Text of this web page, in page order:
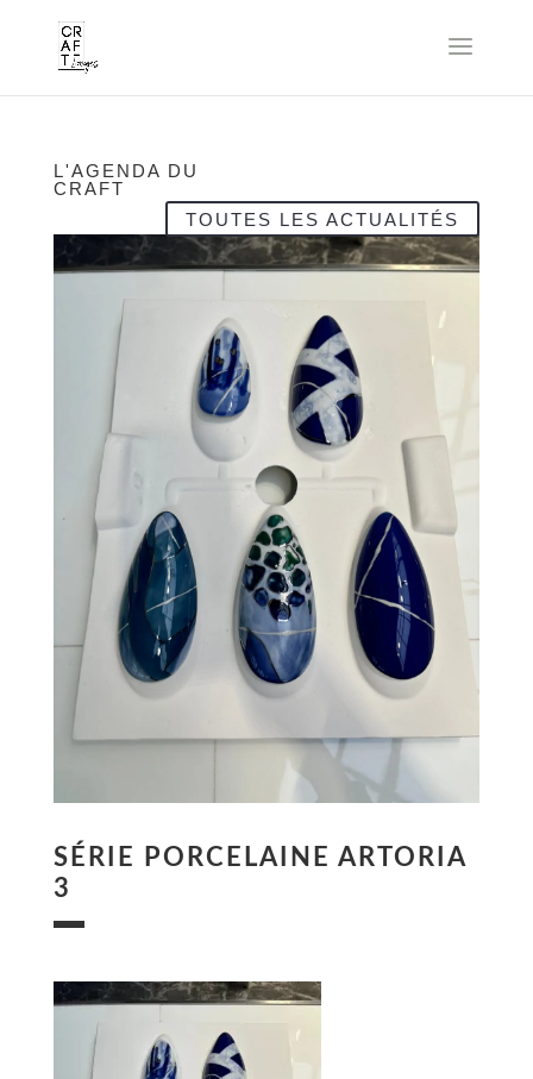
L'AGENDA DU
CRAFT
TOUTES LES ACTUALITÉS
SÉRIE PORCELAINE ARTORIA
3